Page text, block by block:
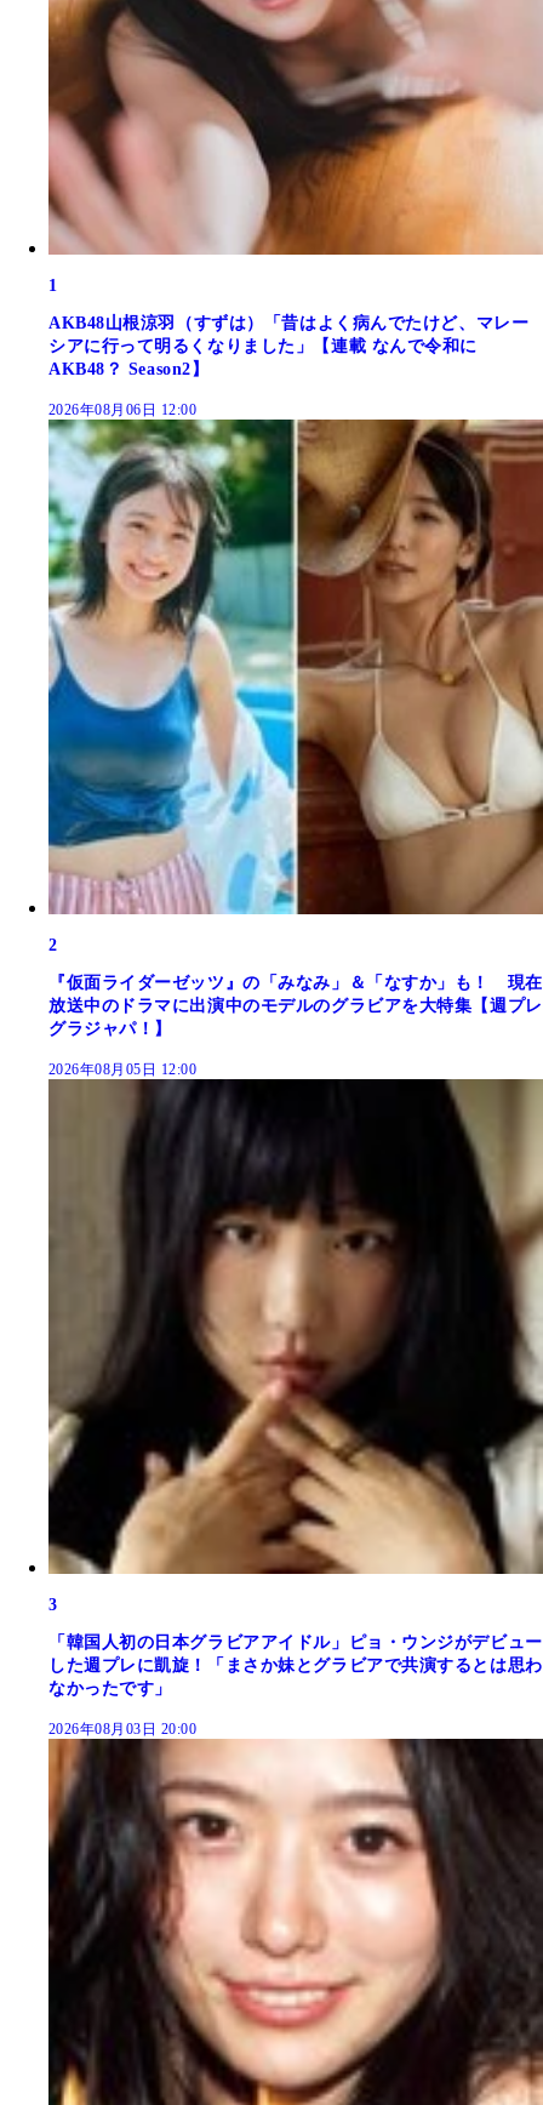
1
AKB48山根涼羽（すずは）「昔はよく病んでたけど、マレー
シアに行って明るくなりました」【連載 なんで令和に
AKB48？ Season2】
2026年08月06日 12:00
2
『仮面ライダーゼッツ』の「みなみ」＆「なすか」も！ 現在
放送中のドラマに出演中のモデルのグラビアを大特集【週プレ
グラジャパ！】
2026年08月05日 12:00
3
「韓国人初の日本グラビアアイドル」ピョ・ウンジがデビュー
した週プレに凱旋！「まさか妹とグラビアで共演するとは思わ
なかったです」
2026年08月03日 20:00